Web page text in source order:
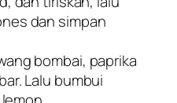
dan simpan
bombai, paprika
Lalu bumbui